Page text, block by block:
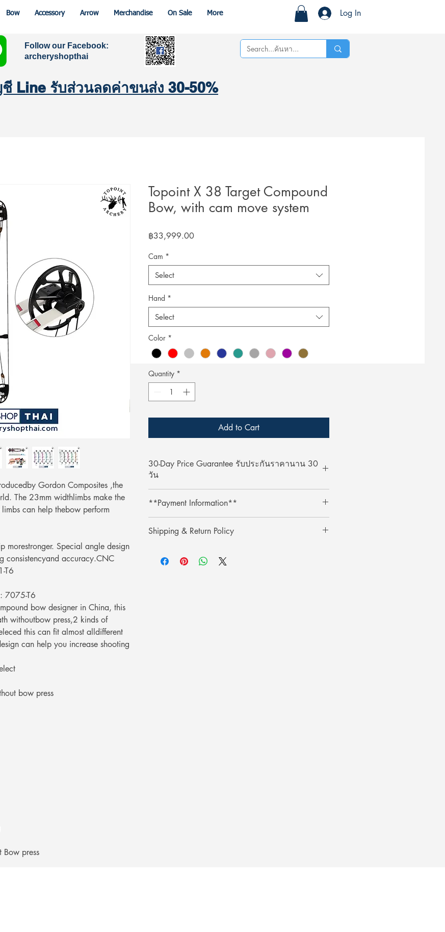
Bow Accessory Arrow Merchandise On Sale More Log In
Gordon Composites ,the
The 23mm widthlimbs make the
can help thebow perform
morestronger. Special angle design
consistencyand accuracy.CNC
T6
7075-T6
bow designer in China, this
withoutbow press,2 kinds of
this can fit almost alldifferent
can help you increase shooting
bow press
press
Topoint X 38 Target Compound
Bow, with cam move system
฿33,999.00Price
Cam *
Select
Hand *
Select
Color *
Quantity *
Add to Cart
30-Day Price Guarantee รับประกันราคานาน 30
วัน
lower price on our website within 30 days of your
purchase, simply present your payment receipt, and we'll
refund the difference.
ช้อปที่ ArcheryShopThai อย่างมั่นใจ! หากพบว่าราคาสินค้า
**Payment Information**
processing fee.**
Shipping & Return Policy
การจัดส่งและการคืนสินค้า
Follow our Facebook:
archeryshopthai
Line รับส่วนลดค่าขนส่ง 30-50%